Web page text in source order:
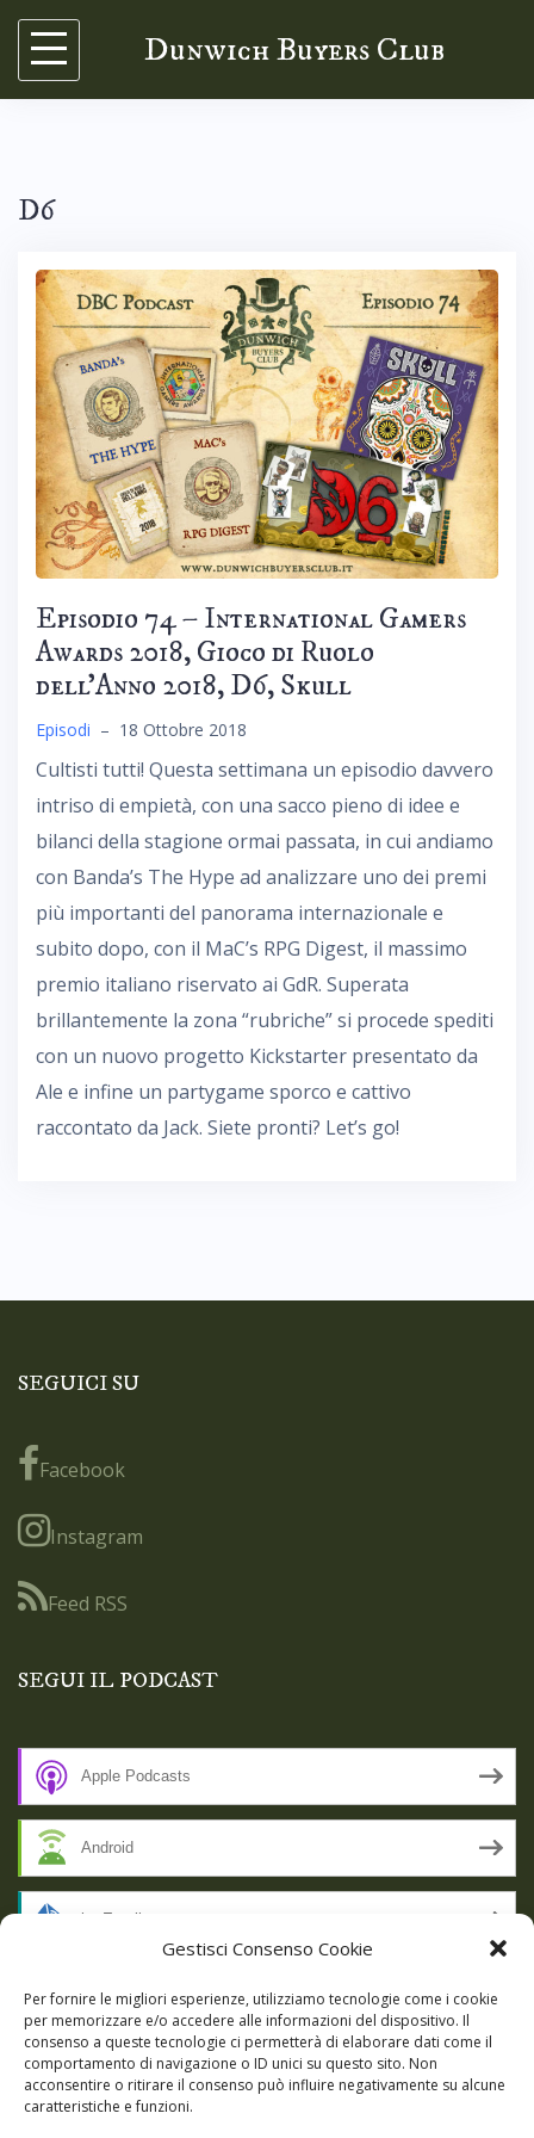
Gestisci Consenso Cookie
Per fornire le migliori esperienze, utilizziamo tecnologie come i cookie
per memorizzare e/o accedere alle informazioni del dispositivo. Il
consenso a queste tecnologie ci permetterà di elaborare dati come il
comportamento di navigazione o ID unici su questo sito. Non
acconsentire o ritirare il consenso può influire negativamente su alcune
caratteristiche e funzioni.
Skip
content
Dunwich Buyers Club
D6
Episodio 74 – International Gamers
Awards 2018, Gioco di Ruolo
dell’Anno 2018, D6, Skull
Episodi – 18 Ottobre 2018
Cultisti tutti! Questa settimana un episodio davvero
intriso di empietà, con una sacco pieno di idee e
bilanci della stagione ormai passata, in cui andiamo
con Banda’s The Hype ad analizzare uno dei premi
più importanti del panorama internazionale e
subito dopo, con il MaC’s RPG Digest, il massimo
premio italiano riservato ai GdR. Superata
brillantemente la zona “rubriche” si procede spediti
con un nuovo progetto Kickstarter presentato da
Ale e infine un partygame sporco e cattivo
raccontato da Jack. Siete pronti? Let’s go!
SEGUICI SU
Facebook
Instagram
Feed RSS
SEGUI IL PODCAST
Apple Podcasts
Android
by Email
RSS
SSL SECURE